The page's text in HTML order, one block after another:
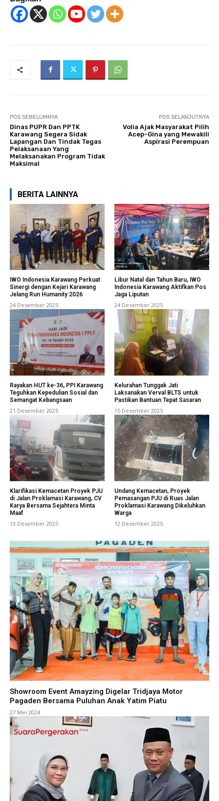
POS SEBELUMNYA
Dinas PUPR Dan PPTK
Karawang Segera Sidak
Lapangan Dan Tindak Tegas
Pelaksanaan Yang
Melaksanakan Program Tidak
Maksimal
POS SELANJUTNYA
Volia Ajak Masyarakat Pilih
Acep-Gina yang Mewakili
Aspirasi Perempuan
BERITA LAINNYA
IWO Indonesia Karawang Perkuat
Sinergi dengan Kejari Karawang
Jelang Run Humanity 2026
24 Desember 2025
Libur Natal dan Tahun Baru, IWO
Indonesia Karawang Aktifkan Pos
Jaga Liputan
24 Desember 2025
Rayakan HUT ke-36, PPI Karawang
Teguhkan Kepedulian Sosial dan
Semangat Kebangsaan
21 Desember 2025
Kelurahan Tunggak Jati
Laksanakan Verval BLTS untuk
Pastikan Bantuan Tepat Sasaran
15 Desember 2025
Klarifikasi Kemacetan Proyek PJU
di Jalan Proklamasi Karawang, CV
Karya Bersama Sejahtera Minta
Maaf
13 Desember 2025
Undang Kemacetan, Proyek
Pemasangan PJU di Ruas Jalan
Proklamasi Karawang Dikeluhkan
Warga
12 Desember 2025
Showroom Event Amayzing Digelar Tridjaya Motor
Pagaden Bersama Puluhan Anak Yatim Piatu
27 Mei 2024